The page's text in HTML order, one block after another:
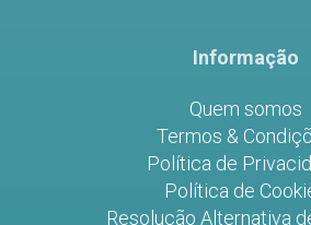
Informação
Quem somos
Termos &
Política de
Política de
Resolução Alternativa